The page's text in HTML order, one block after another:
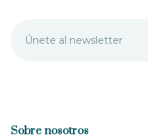
Sobre nosotros